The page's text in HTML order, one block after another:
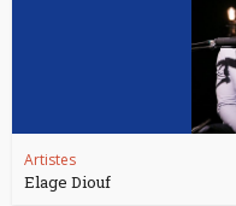
Artistes
Elage Diouf